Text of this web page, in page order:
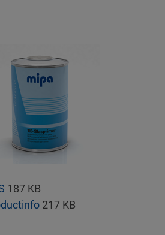
187 KB
217 KB